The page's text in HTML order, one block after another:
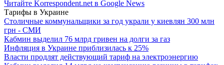
Читайте Korrespondent.net в Google News
Тарифы в Украине
Столичные коммунальщики за год украли у киевлян 300 млн
грн - СМИ
Кабмин выделил 76 млрд гривен на долги за газ
Инфляция в Украине приблизилась к 25%
Власти продлят действующий тариф на электроэнергию